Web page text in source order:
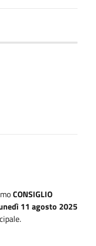
CONSIGLIO
11 agosto 2025